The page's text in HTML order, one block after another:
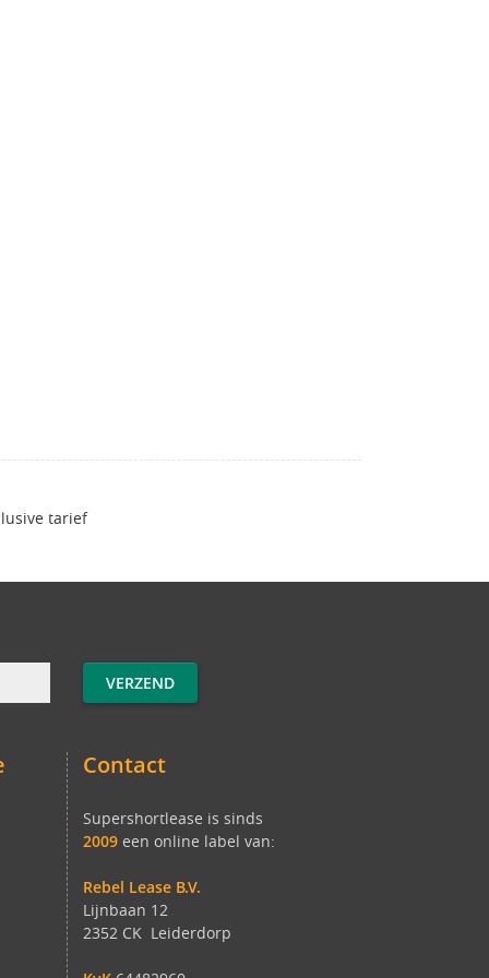
tarief
Contact
Supershortlease is sinds
2009 een online label van:
Rebel Lease B.V.
Lijnbaan 12
2352 CK Leiderdorp